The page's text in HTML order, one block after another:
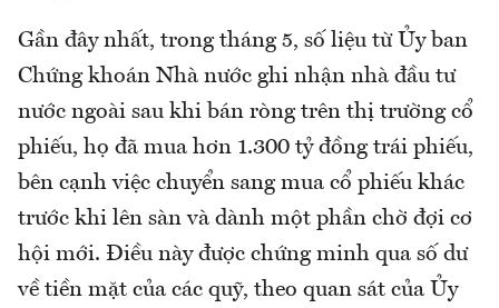
Gần đây nhất, trong tháng 5, số liệu từ Ủy ban
Chứng khoán Nhà nước ghi nhận nhà đầu tư
nước ngoài sau khi bán ròng trên thị trường cổ
phiếu, họ đã mua hơn 1.300 tỷ đồng trái phiếu,
bên cạnh việc chuyển sang mua cổ phiếu khác
trước khi lên sàn và dành một phần chờ đợi cơ
hội mới. Điều này được chứng minh qua số dư
về tiền mặt của các quỹ, theo quan sát của Ủy